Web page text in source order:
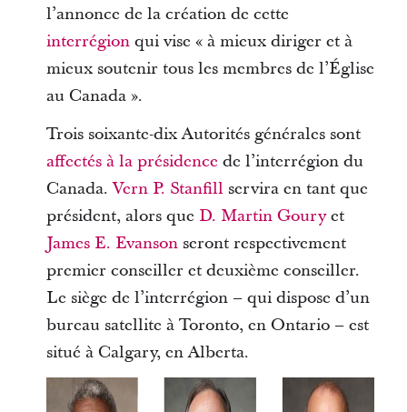
l’annonce de la création de cette
interrégionqui vise « à mieux diriger et à
mieux soutenir tous les membres de l’Église
au Canada ».
Trois soixante-dix Autorités générales sont
affectés à la présidence de l’interrégion du
Canada.Vern P. Stanfill servira en tant que
président, alors que D. Martin Gouryet
James E. Evansonseront respectivement
premier conseiller et deuxième conseiller.
Le siège de l’interrégion – qui dispose d’un
bureau satellite à Toronto, en Ontario – est
situé à Calgary, en Alberta.